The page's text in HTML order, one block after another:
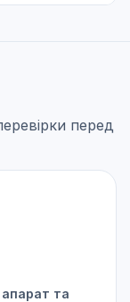
перед
та